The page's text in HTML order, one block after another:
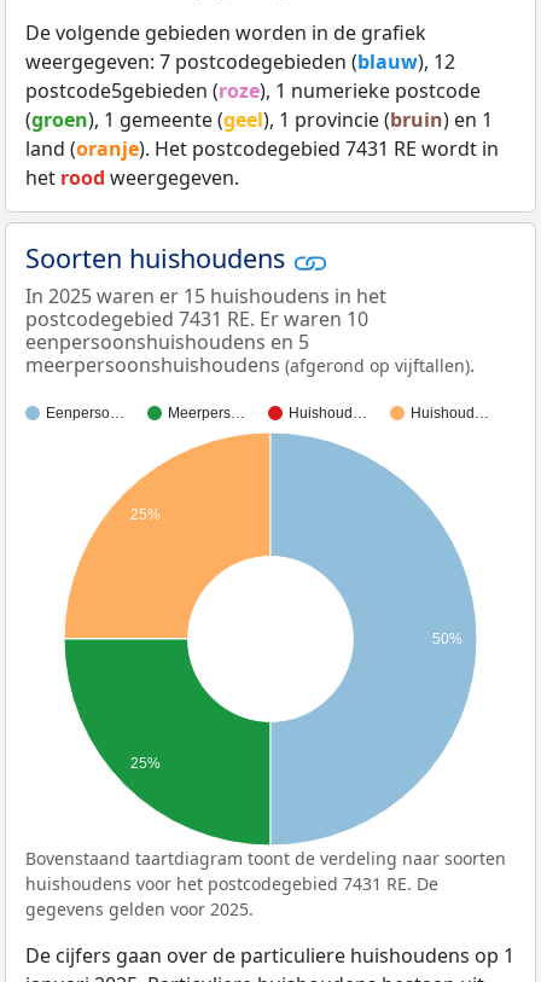
De volgende gebieden worden in de grafiek
weergegeven: 7 postcodegebieden (blauw), 12
postcode5gebieden (roze), 1 numerieke postcode
(groen), 1 gemeente (geel), 1 provincie (bruin) en 1
land (oranje). Het postcodegebied 7431 RE wordt in
het rood weergegeven.
Soorten huishoudens
In 2025 waren er 15 huishoudens in het
postcodegebied 7431 RE. Er waren 10
eenpersoonshuishoudens en 5
meerpersoonshuishoudens (afgerond op vijftallen).
Eenperso… Meerpers… Huishoud… Huishoud…
25%
25%
50%
Bovenstaand taartdiagram toont de verdeling naar soorten
huishoudens voor het postcodegebied 7431 RE. De
gegevens gelden voor 2025.
De cijfers gaan over de particuliere huishoudens op 1